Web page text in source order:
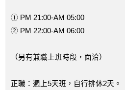
① PM 21:00-AM 05:00
② PM 22:00-AM 06:00
（另有兼職上班時段，面洽）
正職：週上5天班，自行排休2天。